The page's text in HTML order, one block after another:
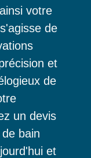
votre
de
et
de
un devis
bain
et